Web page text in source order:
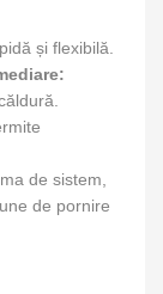
și flexibilă.
de sistem,
de pornire